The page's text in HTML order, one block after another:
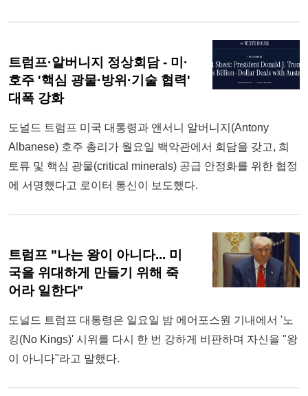
트럼프·알버니지 정상회담 - 미·
호주 '핵심 광물·방위·기술 협력'
대폭 강화
도널드 트럼프 미국 대통령과 앤서니 알버니지(Antony
Albanese) 호주 총리가 월요일 백악관에서 회담을 갖고, 희
토류 및 핵심 광물(critical minerals) 공급 안정화를 위한 협정
에 서명했다고 로이터 통신이 보도했다.
트럼프 "나는 왕이 아니다... 미
국을 위대하게 만들기 위해 죽
어라 일한다"
도널드 트럼프 대통령은 일요일 밤 에어포스원 기내에서 '노
킹(No Kings)' 시위를 다시 한 번 강하게 비판하며 자신을 "왕
이 아니다"라고 말했다.